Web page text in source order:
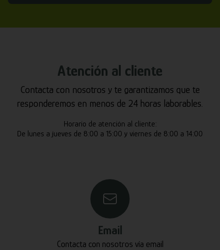
Atención al cliente
Contacta con nosotros y te garantizamos que te
responderemos en menos de 24 horas laborables.
Horario de atención al cliente:
De lunes a jueves de 8:00 a 15:00 y viernes de 8:00 a 14:00
Email
Contacta con nosotros vía email